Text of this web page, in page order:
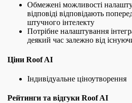
Обмежені можливості
відповіді відповідають
штучного інтелекту
Потрібне налаштування
деякий час залежно від
Ціни Roof AI
Індивідуальне ціноутворення
Рейтинги та відгуки Roof AI